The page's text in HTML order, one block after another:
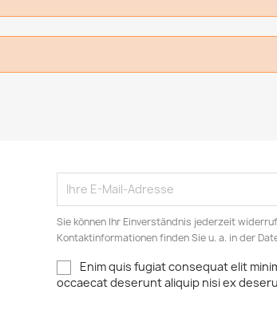
Sie können Ihr Einverständnis jederzeit
Kontaktinformationen finden Sie u. a. in der
Enim quis fugiat consequat elit
occaecat deserunt aliquip nisi ex